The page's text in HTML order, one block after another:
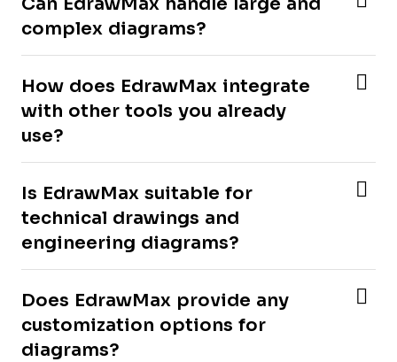
complex diagrams?
How does EdrawMax integrate
with other tools you already
use?
Is EdrawMax suitable for
technical drawings and
engineering diagrams?
Does EdrawMax provide any
customization options for
diagrams?